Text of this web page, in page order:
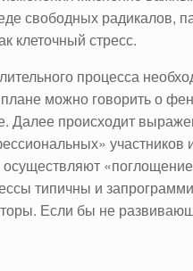
свободных радикалов,
клеточный стресс.
процесса
можно говорить о
Далее происходит
участников
типичны и
Если бы не